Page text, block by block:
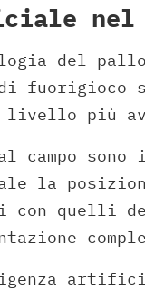
nel
del
fuorigioco
livello più
campo
la
con quelli